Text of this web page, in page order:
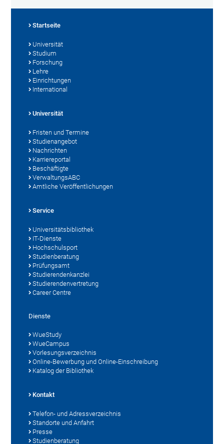
Startseite
Universität
Studium
Forschung
Lehre
Einrichtungen
International
Universität
Fristen und Termine
Studienangebot
Nachrichten
Karriereportal
Beschäftigte
VerwaltungsABC
Amtliche Veröffentlichungen
Service
Universitätsbibliothek
IT-Dienste
Hochschulsport
Studienberatung
Prüfungsamt
Studierendenkanzlei
Studierendenvertretung
Career Centre
Dienste
WueStudy
WueCampus
Vorlesungsverzeichnis
Online-Bewerbung und Online-Einschreibung
Katalog der Bibliothek
Kontakt
Telefon- und Adressverzeichnis
Standorte und Anfahrt
Presse
Studienberatung